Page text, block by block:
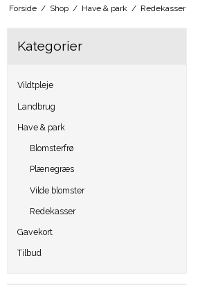
Forside / Shop / Have & park / Redekasser
Kategorier
Vildtpleje
Landbrug
Have & park
Blomsterfrø
Plænegræs
Vilde blomster
Redekasser
Gavekort
Tilbud